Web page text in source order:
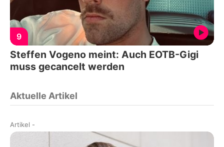
9
Steffen Vogeno meint: Auch EOTB-Gigi
muss gecancelt werden
Aktuelle Artikel
Artikel -